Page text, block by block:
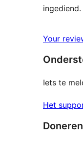
ingediend.
Your
Iets te
Het
Doneren